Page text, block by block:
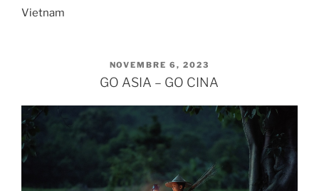
Vietnam
PUBBLICATO
IL
NOVEMBRE 6, 2023
GO ASIA – GO CINA